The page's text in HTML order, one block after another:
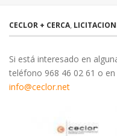
CECLOR + CERCA,
Si está interesado en
teléfono 968 46 02 61 o
info@ceclor.net